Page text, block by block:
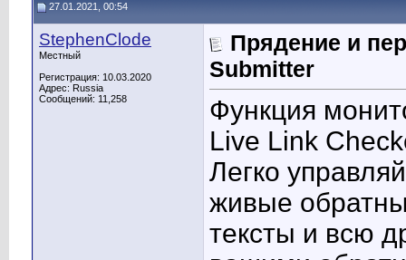
27.01.2021, 00:54
StephenClode
Местный
Регистрация: 10.03.2020
Адрес: Russia
Сообщений: 11,258
Прядение и
Submitter
Функция
Live Link
Легко
живые
тексты и всю